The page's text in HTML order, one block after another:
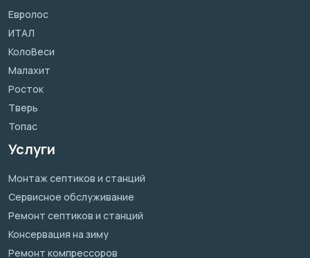
Евролос
ИТАЛ
КолоВеси
Малахит
Росток
Тверь
Топас
Услуги
Монтаж септиков и станций
Сервисное обслуживание
Ремонт септиков и станций
Консервация на зиму
Ремонт компрессоров